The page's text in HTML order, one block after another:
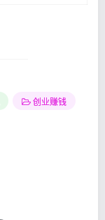
创业赚钱